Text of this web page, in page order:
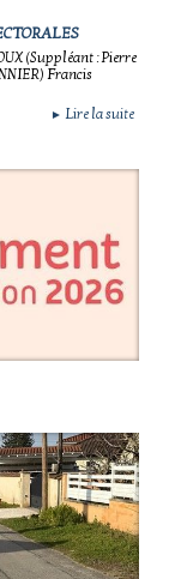
(Suppléant : Pierre
Francis
► Lire la suite